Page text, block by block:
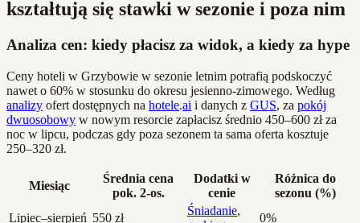
kształtują się stawki w sezonie i poza nim
Analiza cen: kiedy płacisz za widok, a kiedy za hype
Ceny hoteli w Grzybowie w sezonie letnim potrafią podskoczyć
nawet o 60% w stosunku do okresu jesienno-zimowego. Według
analizy ofert dostępnych na hotele.ai i danych z GUS, za pokój
dwuosobowy w nowym resorcie zapłacisz średnio 450–600 zł za
noc w lipcu, podczas gdy poza sezonem ta sama oferta kosztuje
250–320 zł.
Miesiąc
Średnia cena
pok. 2-os.
Dodatki w
cenie
Różnica do
sezonu (%)
Lipiec–sierpień 550 zł
Śniadanie,
0%